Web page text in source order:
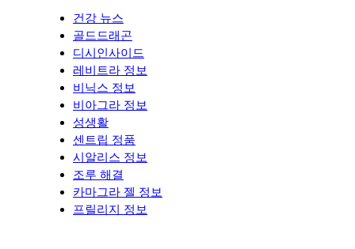
건강 뉴스
골드드래곤
디시인사이드
레비트라 정보
비닉스 정보
비아그라 정보
성생활
센트립 정품
시알리스 정보
조루 해결
카마그라 젤 정보
프릴리지 정보